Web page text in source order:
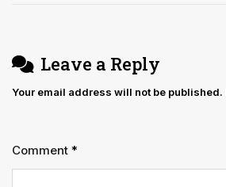
Leave a Reply
Your email address will not be published.
Comment *